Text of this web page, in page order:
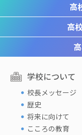
高
高
学校について
校長メッセージ
歴史
将来に向けて
こころの教育